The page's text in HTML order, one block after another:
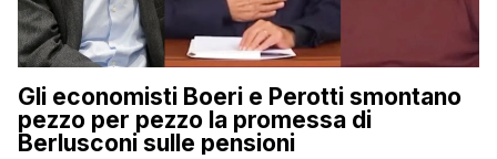
Gli economisti Boeri e Perotti smontano
pezzo per pezzo la promessa di
Berlusconi sulle pensioni